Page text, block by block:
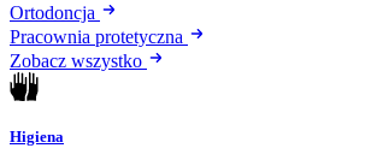
Ortodoncja
Pracownia protetyczna
Zobacz wszystko
Higiena